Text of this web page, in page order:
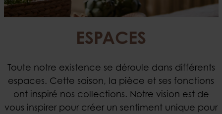
ESPACES
Toute notre existence se déroule dans différents
espaces. Cette saison, la pièce et ses fonctions
ont inspiré nos collections. Notre vision est de
vous inspirer pour créer un sentiment unique pour